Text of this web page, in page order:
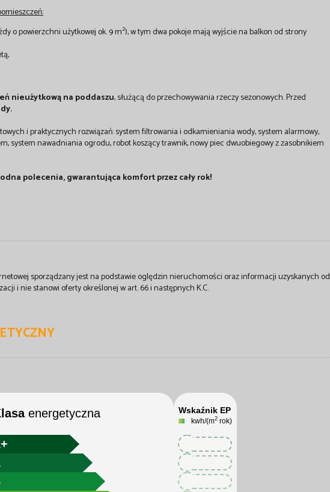
o powierzchni użytkowej ok. 9 m2), w tym dwa pokoje mają wyjście na balkon od strony
nieużytkową na poddaszu, służącą do przechowywania rzeczy sezonowych. Przed
i praktycznych rozwiązań: system filtrowania i odkamieniania wody, system alarmowy,
system nawadniania ogrodu, robot koszący trawnik, nowy piec dwuobiegowy z zasobnikiem
polecenia, gwarantująca komfort przez cały rok!
sporządzany jest na podstawie oględzin nieruchomości oraz informacji uzyskanych od
i nie stanowi oferty określonej w art. 66 i następnych K.C.
energetyczna Wskaźnik EP
kwh/(m2 rok)